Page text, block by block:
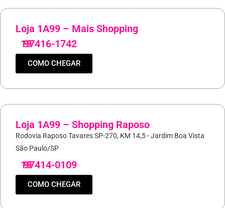
Loja 1A99 – Mais Shopping
19
97416-1742
COMO CHEGAR
Loja 1A99 – Shopping Raposo
Rodovia Raposo Tavares SP-270, KM 14,5 - Jardim Boa Vista
São Paulo/SP
19
97414-0109
COMO CHEGAR